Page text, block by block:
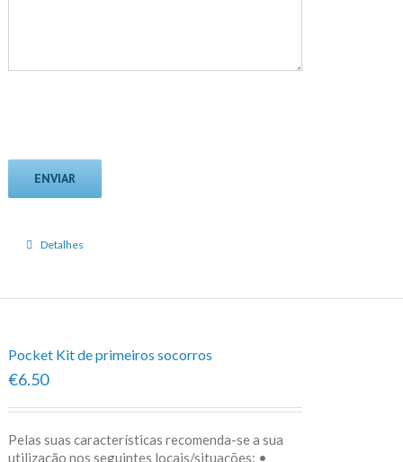
Detalhes
Pocket Kit de primeiros socorros
€6.50
Pelas suas características recomenda-se a sua
utilização nos seguintes locais/situações: •